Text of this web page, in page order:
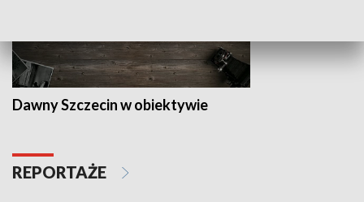
Dawny Szczecin w obiektywie
REPORTAŻE